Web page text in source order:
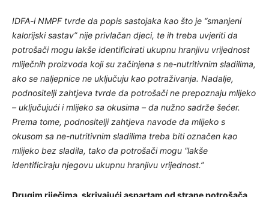
IDFA-i NMPF tvrde da popis sastojaka kao što je “smanjeni
kalorijski sastav” nije privlačan djeci, te ih treba uvjeriti da
potrošači mogu lakše identificirati ukupnu hranjivu vrijednost
mliječnih proizvoda koji su začinjena s ne-nutritivnim sladilima,
ako se naljepnice ne uključuju kao potraživanja. Nadalje,
podnositelji zahtjeva tvrde da potrošači ne prepoznaju mlijeko
– uključujući i mlijeko sa okusima – da nužno sadrže šećer.
Prema tome, podnositelji zahtjeva navode da mlijeko s
okusom sa ne-nutritivnim sladilima treba biti označen kao
mlijeko bez sladila, tako da potrošači mogu “lakše
identificiraju njegovu ukupnu hranjivu vrijednost.”
Drugim riječima, skrivajući aspartam od strane potrošača